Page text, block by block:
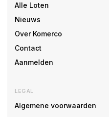
Alle Loten
Nieuws
Over Komerco
Contact
Aanmelden
LEGAL
Algemene voorwaarden